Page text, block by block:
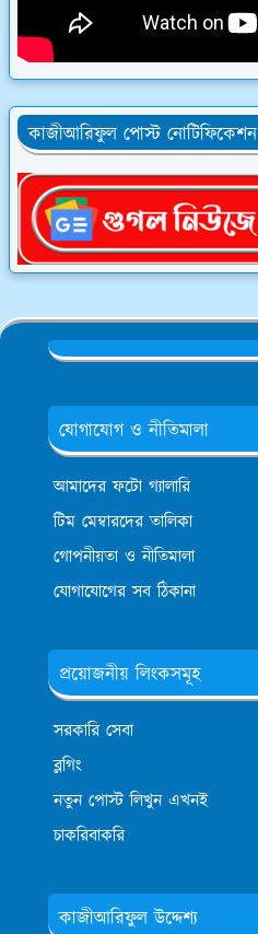
কাজীআরিফুল পোস্ট নোটিফিকেশন
যোগাযোগ ও নীতিমালা
আমাদের ফটো গ্যালারি
টিম মেম্বারদের তালিকা
গোপনীয়তা ও নীতিমালা
যোগাযোগের সব ঠিকানা
প্রয়োজনীয় লিংকসমূহ
সরকারি সেবা
ব্লগিং
নতুন পোস্ট লিখুন এখনই
চাকরিবাকরি
কাজীআরিফুল উদ্দেশ্য